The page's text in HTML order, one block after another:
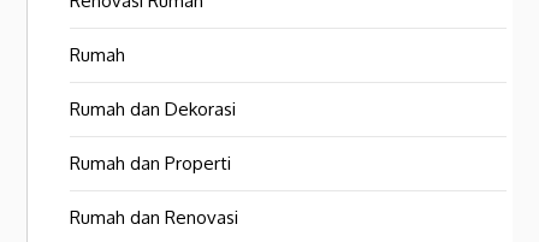
Rumah
Rumah dan Dekorasi
Rumah dan Properti
Rumah dan Renovasi